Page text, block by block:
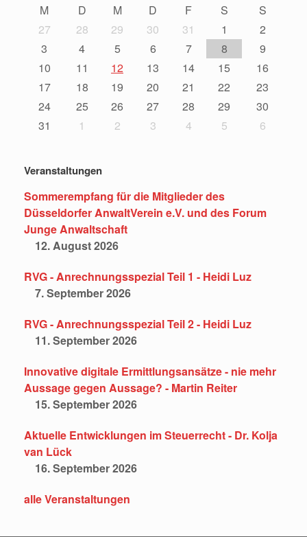
M D M D F S
S
27
28 29 30 31 1
2
3
4 5 6 7 8
9
10
11 12 13 14 15
16
17
18 19 20 21 22
23
24
25 26 27 28 29
30
31
1 2 3 4 5 6
Veranstaltungen
Sommerempfang für die Mitglieder des
Düsseldorfer AnwaltVerein e.V. und des Forum
Junge Anwaltschaft
12. August 2026
RVG - Anrechnungsspezial Teil 1 - Heidi Luz
7. September 2026
RVG - Anrechnungsspezial Teil 2 - Heidi Luz
11. September 2026
Innovative digitale Ermittlungsansätze - nie mehr
Aussage gegen Aussage? - Martin Reiter
15. September 2026
Aktuelle Entwicklungen im Steuerrecht - Dr. Kolja
van Lück
16. September 2026
alle Veranstaltungen